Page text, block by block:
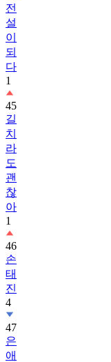
전
설
이
되
다
1
45
길
치
라
도
괜
찮
아
1
46
손
태
진
4
47
은
애